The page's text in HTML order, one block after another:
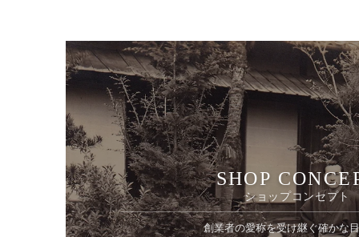
SHOP
ショップコンセプト
創業者の愛称を受け継ぐ確かな